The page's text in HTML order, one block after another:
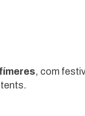
, com